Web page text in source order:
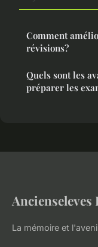
Comment
révisions?
Quels sont les
préparer les
La mémoire et